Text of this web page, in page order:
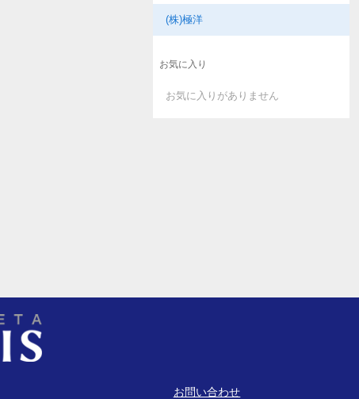
(株)極洋
お気に入り
お気に入りがありません
お問い合わせ